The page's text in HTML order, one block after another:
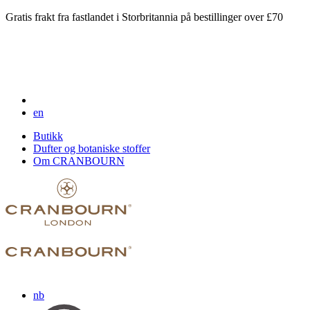
Gratis frakt fra fastlandet i Storbritannia på bestillinger over £70
en
Butikk
Dufter og botaniske stoffer
Om CRANBOURN
nb